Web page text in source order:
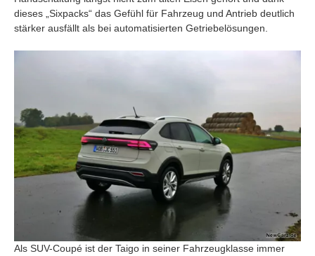
dieses „Sixpacks“ das Gefühl für Fahrzeug und Antrieb deutlich
stärker ausfällt als bei automatisierten Getriebelösungen.
Als SUV-Coupé ist der Taigo in seiner Fahrzeugklasse immer